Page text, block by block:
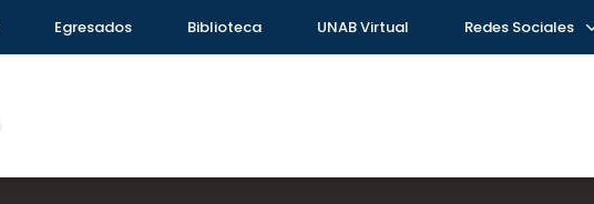
Egresados Biblioteca UNAB Virtual Redes Sociales